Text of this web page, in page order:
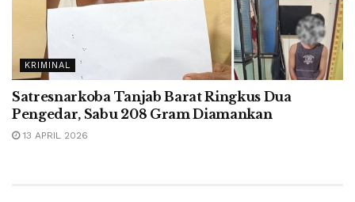
KRIMINAL
Satresnarkoba Tanjab Barat Ringkus Dua
Pengedar, Sabu 208 Gram Diamankan
13 APRIL 2026